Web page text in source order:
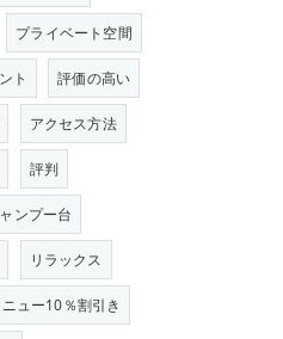
プライベート空間
ト 評価の高い
アクセス方法
評判
ンプー台
リラックス
ュー10％割引き